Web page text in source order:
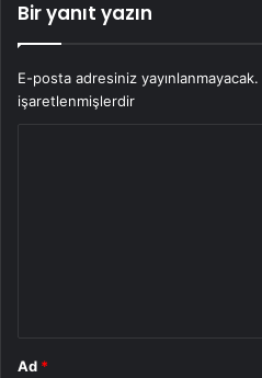
Bir yanıt yazın
E-posta adresiniz yayınlanmayacak.
işaretlenmişlerdir
Ad *